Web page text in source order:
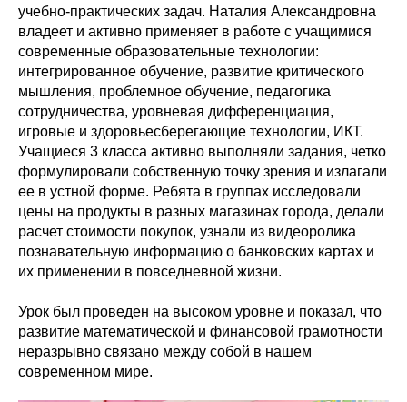
учебно-практических задач. Наталия Александровна
владеет и активно применяет в работе с учащимися
современные образовательные технологии:
интегрированное обучение, развитие критического
мышления, проблемное обучение, педагогика
сотрудничества, уровневая дифференциация,
игровые и здоровьесберегающие технологии, ИКТ.
Учащиеся 3 класса активно выполняли задания, четко
формулировали собственную точку зрения и излагали
ее в устной форме. Ребята в группах исследовали
цены на продукты в разных магазинах города, делали
расчет стоимости покупок, узнали из видеоролика
познавательную информацию о банковских картах и
их применении в повседневной жизни.
Урок был проведен на высоком уровне и показал, что
развитие математической и финансовой грамотности
неразрывно связано между собой в нашем
современном мире.